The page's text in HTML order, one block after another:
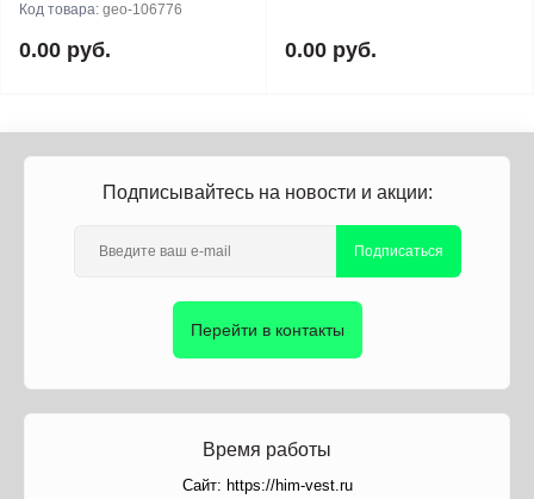
Код товара: geo-106776
0.00 руб. 0.00 руб.
Подписывайтесь на новости и акции:
Подписаться
Перейти в контакты
Время работы
Сайт: https://him-vest.ru